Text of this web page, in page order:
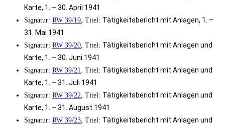
Karte, 1. – 30. April 1941
Signatur: RW 39/19, Titel: Tätigkeitsbericht mit Anlagen, 1. –
31. Mai 1941
Signatur: RW 39/20, Titel: Tätigkeitsbericht mit Anlagen und
Karte, 1. – 30. Juni 1941
Signatur: RW 39/21. Titel: Tätigkeitsbericht mit Anlagen und
Karte, 1. – 31. Juli 1941
Signatur: RW 39/22, Titel: Tätigkeitsbericht mit Anlagen und
Karte, 1. – 31. August 1941
Signatur: RW 39/23, Titel: Tätigkeitsbericht mit Anlagen und